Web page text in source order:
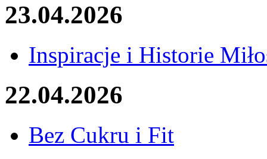
23.04.2026
Inspiracje i Historie
22.04.2026
Bez Cukru i Fit